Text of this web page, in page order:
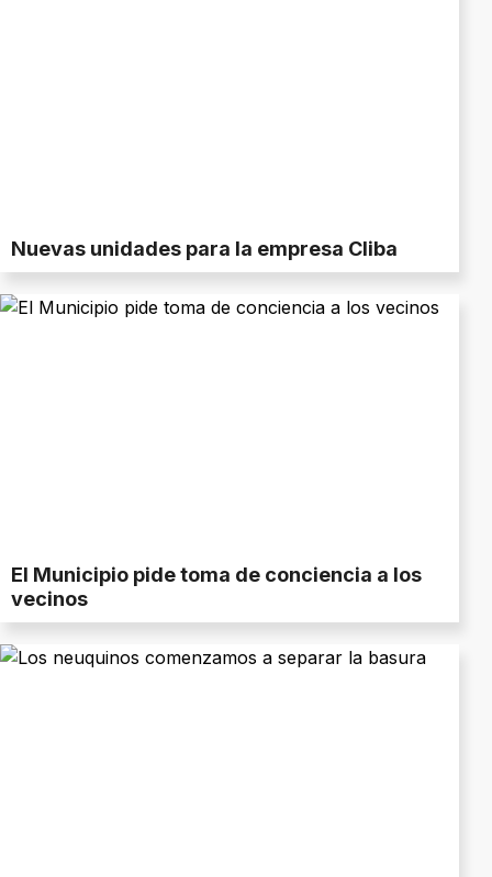
Nuevas unidades para la empresa Cliba
El Municipio pide toma de conciencia a los
vecinos